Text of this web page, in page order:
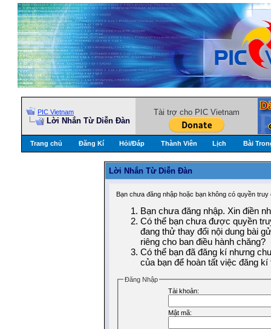
PIC Vietnam
Lời Nhắn Từ Diễn Ðàn
Tài trợ cho PIC Vietnam
Trang chủ Đăng Kí Hỏi/Ðáp Thành Viên Lịch Bài
Lời Nhắn Từ Diễn Ðàn
Bạn chưa đăng nhập hoặc bạn không có quyền
Bạn chưa đăng nhập. Xin điền
Có thể bạn chưa được quyền
đang thử thay đổi nội dung bài
riêng cho ban điều hành chăng?
Có thể bạn đã đăng kí nhưng
của bạn để hoàn tất việc đăng
Ðăng Nhập
Tài khoản:
Mật mã: